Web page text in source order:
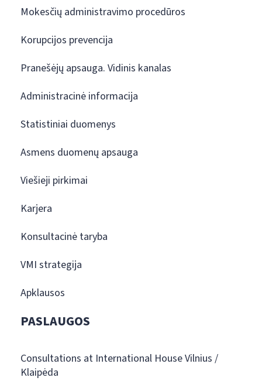
Mokesčių administravimo procedūros
Korupcijos prevencija
Pranešėjų apsauga. Vidinis kanalas
Administracinė informacija
Statistiniai duomenys
Asmens duomenų apsauga
Viešieji pirkimai
Karjera
Konsultacinė taryba
VMI strategija
Apklausos
PASLAUGOS
Consultations at International House Vilnius /
Klaipėda